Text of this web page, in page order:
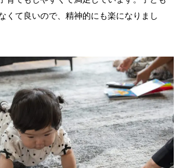
くて良いので、精神的にも楽になりまし